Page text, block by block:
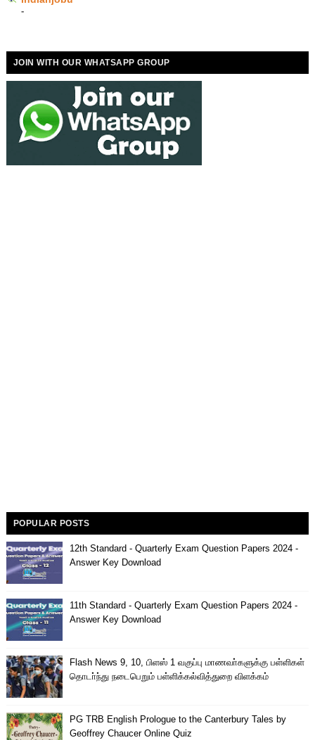
-
JOIN WITH OUR WHATSAPP GROUP
POPULAR POSTS
12th Standard - Quarterly Exam Question Papers 2024 -
Answer Key Download
11th Standard - Quarterly Exam Question Papers 2024 -
Answer Key Download
Flash News 9, 10, பிளஸ் 1 வகுப்பு மாணவா்களுக்கு பள்ளிகள்
தொடா்ந்து நடைபெறும் பள்ளிக்கல்வித்துறை விளக்கம்
PG TRB English Prologue to the Canterbury Tales by
Geoffrey Chaucer Online Quiz